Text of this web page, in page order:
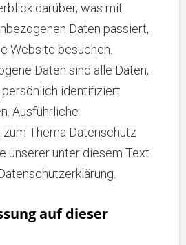
darüber, was mit
Daten passiert,
Website besuchen.
Daten sind alle Daten,
identifiziert
Ausführliche
Thema Datenschutz
unserer unter diesem Text
auf dieser